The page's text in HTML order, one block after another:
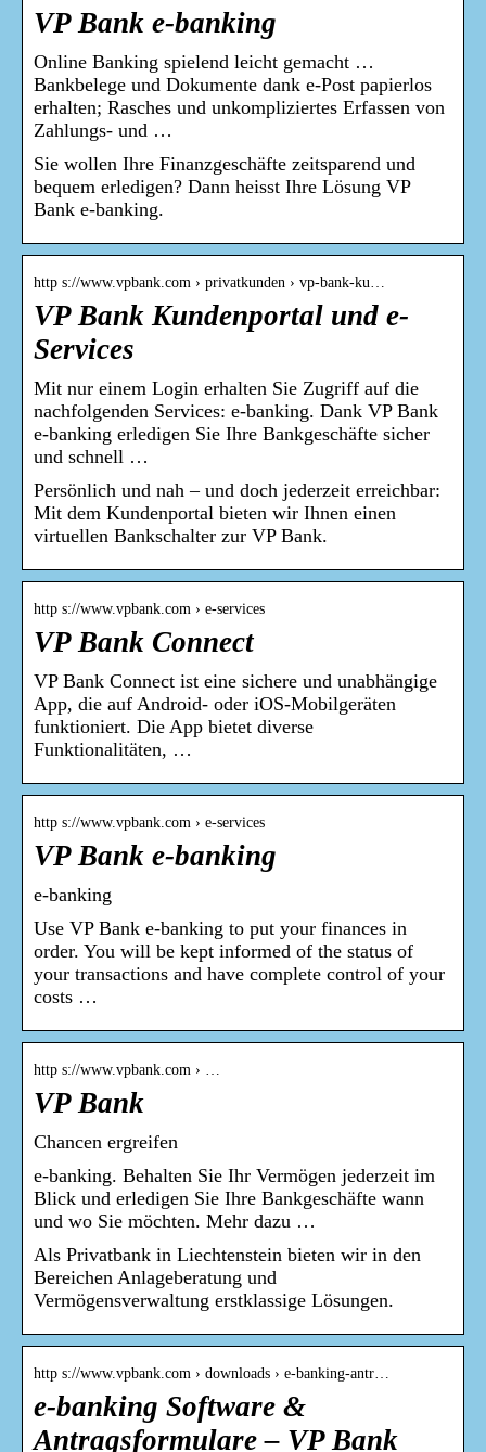
VP Bank e-banking
Online Banking spielend leicht gemacht …
Bankbelege und Dokumente dank e-Post papierlos
erhalten; Rasches und unkompliziertes Erfassen von
Zahlungs- und …
Sie wollen Ihre Finanzgeschäfte zeitsparend und
bequem erledigen? Dann heisst Ihre Lösung VP
Bank e-banking.
http s://www.vpbank.com › privatkunden › vp-bank-ku…
VP Bank Kundenportal und e-
Services
Mit nur einem Login erhalten Sie Zugriff auf die
nachfolgenden Services: e-banking. Dank VP Bank
e-banking erledigen Sie Ihre Bankgeschäfte sicher
und schnell …
Persönlich und nah – und doch jederzeit erreichbar:
Mit dem Kundenportal bieten wir Ihnen einen
virtuellen Bankschalter zur VP Bank.
http s://www.vpbank.com › e-services
VP Bank Connect
VP Bank Connect ist eine sichere und unabhängige
App, die auf Android- oder iOS-Mobilgeräten
funktioniert. Die App bietet diverse
Funktionalitäten, …
http s://www.vpbank.com › e-services
VP Bank e-banking
e-banking
Use VP Bank e-banking to put your finances in
order. You will be kept informed of the status of
your transactions and have complete control of your
costs …
http s://www.vpbank.com › …
VP Bank
Chancen ergreifen
e-banking. Behalten Sie Ihr Vermögen jederzeit im
Blick und erledigen Sie Ihre Bankgeschäfte wann
und wo Sie möchten. Mehr dazu …
Als Privatbank in Liechtenstein bieten wir in den
Bereichen Anlageberatung und
Vermögensverwaltung erstklassige Lösungen.
http s://www.vpbank.com › downloads › e-banking-antr…
e-banking Software &
Antragsformulare – VP Bank